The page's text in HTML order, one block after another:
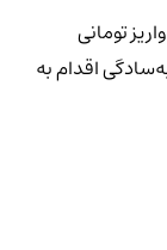
تومانی
اقدام به